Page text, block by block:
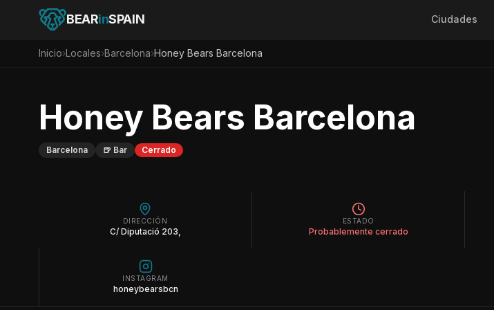
BEARinSPAIN Ciudades
Inicio›Locales›Barcelona›Honey Bears Barcelona
Honey Bears Barcelona
Barcelona 🍺 Bar Cerrado
DIRECCIÓN
C/ Diputació 203,
ESTADO
Probablemente cerrado
INSTAGRAM
honeybearsbcn